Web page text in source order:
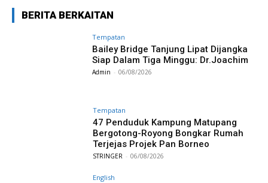
BERITA BERKAITAN
Tempatan
Bailey Bridge Tanjung Lipat Dijangka
Siap Dalam Tiga Minggu: Dr.Joachim
Admin - 06/08/2026
Tempatan
47 Penduduk Kampung Matupang
Bergotong-Royong Bongkar Rumah
Terjejas Projek Pan Borneo
STRINGER - 06/08/2026
English